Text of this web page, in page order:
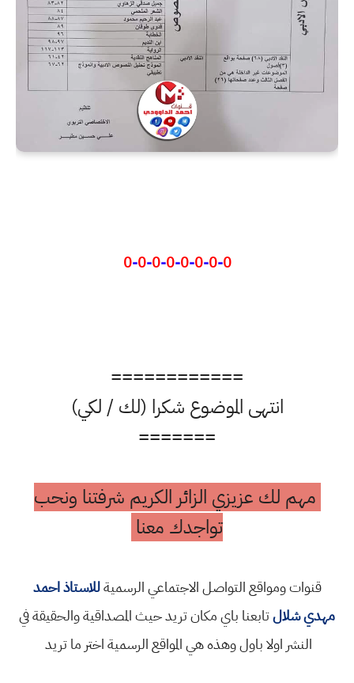
0-0-0-0-0-0-0-0
============
انتهى الموضوع شكرا (لك / لكي)
=======
مهم لك عزيزي الزائر الكريم شرفتنا ونحب
تواجدك معنا
قنوات ومواقع التواصل الاجتماعي الرسميةللاستاذ احمد
مهدي شلالتابعنا باي مكان تريد حيث المصداقية والحقيقة في
النشر اولا باول وهذه هي المواقع الرسمية اختر ما تريد